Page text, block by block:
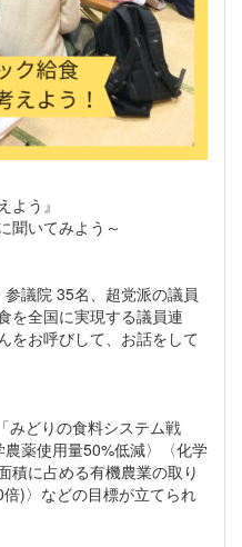
よう』
聞いてみよう～
議院 35名、超党派の議員
を全国に実現する議員連
をお呼びして、お話をして
みどりの食料システム戦
薬使用量50%低減〉〈化学
積に占める有機農業の取り
)〉などの目標が立てられ